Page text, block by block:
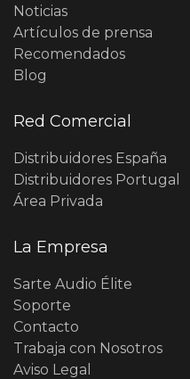
Noticias
Artículos de prensa
Recomendados
Blog
Red Comercial
Distribuidores España
Distribuidores Portugal
Área Privada
La Empresa
Sarte Audio Élite
Soporte
Contacto
Trabaja con Nosotros
Aviso Legal